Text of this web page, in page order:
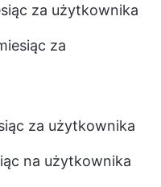
za użytkownika
za
za użytkownika
na użytkownika